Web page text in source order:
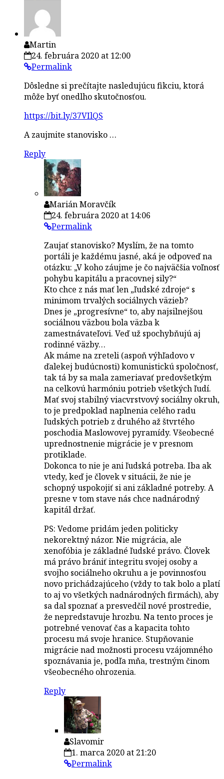
Martin
24. februára 2020 at 12:00
Permalink
Dôsledne si prečítajte nasledujúcu fikciu, ktorá
môže byť onedlho skutočnosťou.
https://bit.ly/37VIlQS
A zaujmite stanovisko …
Reply
Marián Moravčík
24. februára 2020 at 14:06
Permalink
Zaujať stanovisko? Myslím, že na tomto
portáli je každému jasné, aká je odpoveď na
otázku: „V koho záujme je čo najväčšia voľnosť
pohybu kapitálu a pracovnej sily?“
Kto chce z nás mať len „ľudské zdroje“ s
minimom trvalých sociálnych väzieb?
Dnes je „progresívne“ to, aby najsilnejšou
sociálnou väzbou bola väzba k
zamestnávateľovi. Veď už spochybňujú aj
rodinné väzby…
Ak máme na zreteli (aspoň výhľadovo v
ďalekej budúcnosti) komunistickú spoločnosť,
tak tá by sa mala zameriavať predovšetkým
na celkovú harmóniu potrieb všetkých ľudí.
Mať svoj stabilný viacvrstvový sociálny okruh,
to je predpoklad naplnenia celého radu
ľudských potrieb z druhého až štvrtého
poschodia Maslowovej pyramídy. Všeobecné
uprednostnenie migrácie je v presnom
protiklade.
Dokonca to nie je ani ľudská potreba. Iba ak
vtedy, keď je človek v situácii, že nie je
schopný uspokojiť si ani základné potreby. A
presne v tom stave nás chce nadnárodný
kapitál držať.
PS: Vedome pridám jeden politicky
nekorektný názor. Nie migrácia, ale
xenofóbia je základné ľudské právo. Človek
má právo brániť integritu svojej osoby a
svojho sociálneho okruhu a je povinnosťou
novo prichádzajúceho (vždy to tak bolo a platí
to aj vo všetkých nadnárodných firmách), aby
sa dal spoznať a presvedčil nové prostredie,
že nepredstavuje hrozbu. Na tento proces je
potrebné venovať čas a kapacita tohto
procesu má svoje hranice. Stupňovanie
migrácie nad možnosti procesu vzájomného
spoznávania je, podľa mňa, trestným činom
všeobecného ohrozenia.
Reply
Slavomir
1. marca 2020 at 21:20
Permalink